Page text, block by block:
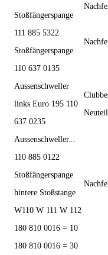
Stoßfängerspange
111 885 5322
Stoßfängerspange
110 637 0135
Aussenschweller
links Euro 195 110
637 0235
Aussenschweller...
110 885 0122
Stoßfängerspange
hintere Stoßstange
W110 W 111 W 112
180 810 0016 = 10
180 810 0016 = 30